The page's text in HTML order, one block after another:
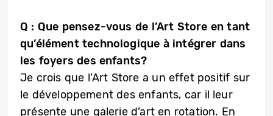
Q : Que pensez-vous de l’Art Store en tant
qu’élément technologique à intégrer dans
les foyers des enfants?
Je crois que l’Art Store a un effet positif sur
le développement des enfants, car il leur
présente une galerie d’art en rotation. En